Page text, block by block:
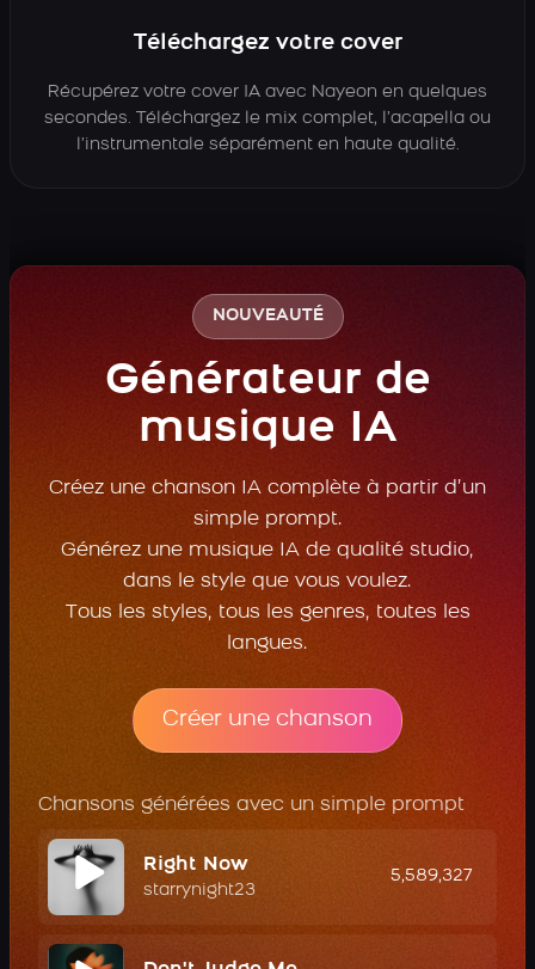
Téléchargez votre cover
Récupérez votre cover IA avec Nayeon en quelques
secondes. Téléchargez le mix complet, l’acapella ou
l’instrumentale séparément en haute qualité.
NOUVEAUTÉ
Générateur de
musique IA
Créez une chanson IA complète à partir d’un
simple prompt.
Générez une musique IA de qualité studio,
dans le style que vous voulez.
Tous les styles, tous les genres, toutes les
langues.
Créer une chanson
Chansons générées avec un simple prompt
Right Now
starrynight23
5,589,327